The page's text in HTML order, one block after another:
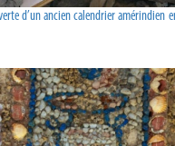
d’un ancien calendrier amérindien